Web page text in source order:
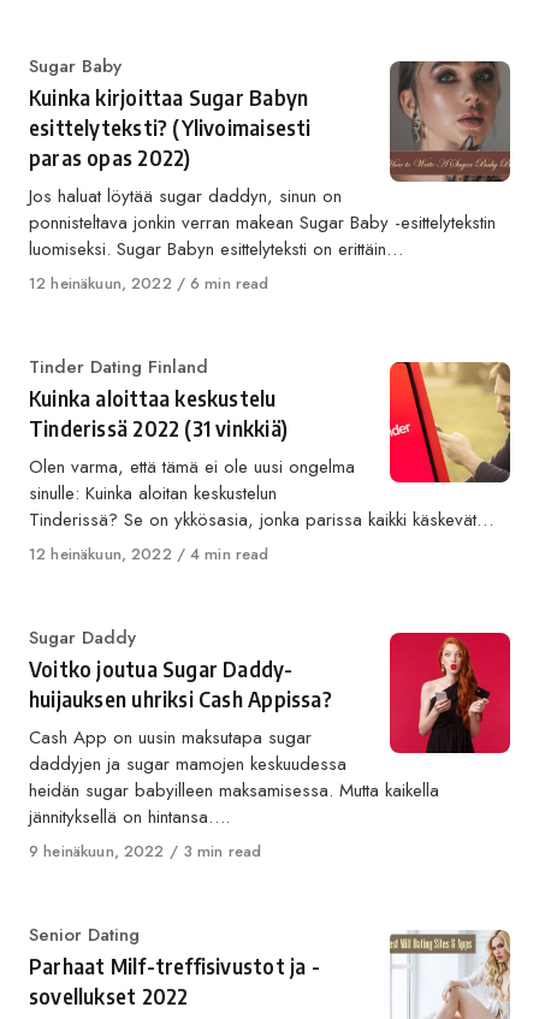
Category
Sugar Baby
Kuinka kirjoittaa Sugar Babyn
esittelyteksti? (Ylivoimaisesti
paras opas 2022)
Jos haluat löytää sugar daddyn, sinun on
ponnisteltava jonkin verran makean Sugar Baby -esittelytekstin
luomiseksi. Sugar Babyn esittelyteksti on erittäin…
Published
12 heinäkuun, 2022 6 min read
Category
Tinder Dating Finland
Kuinka aloittaa keskustelu
Tinderissä 2022 (31 vinkkiä)
Olen varma, että tämä ei ole uusi ongelma
sinulle: Kuinka aloitan keskustelun
Tinderissä? Se on ykkösasia, jonka parissa kaikki käskevät…
Published
12 heinäkuun, 2022 4 min read
Category
Sugar Daddy
Voitko joutua Sugar Daddy-
huijauksen uhriksi Cash Appissa?
Cash App on uusin maksutapa sugar
daddyjen ja sugar mamojen keskuudessa
heidän sugar babyilleen maksamisessa. Mutta kaikella
jännityksellä on hintansa….
Published
9 heinäkuun, 2022 3 min read
Category
Senior Dating
Parhaat Milf-treffisivustot ja -
sovellukset 2022